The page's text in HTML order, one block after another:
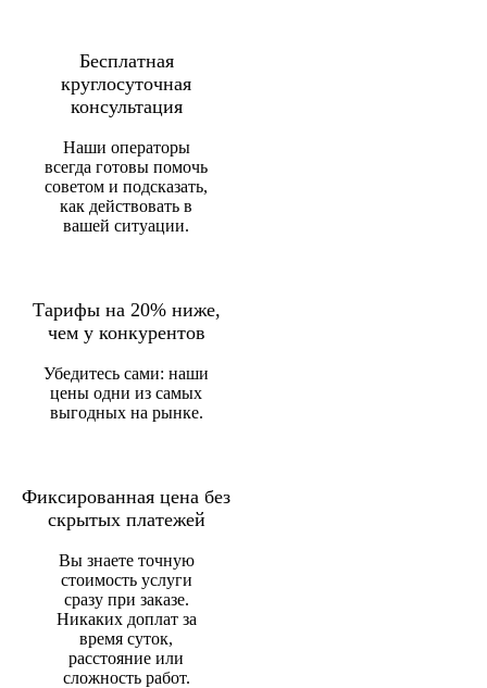
Бесплатная
круглосуточная
консультация
Наши операторы
всегда готовы помочь
советом и подсказать,
как действовать в
вашей ситуации.
Тарифы на 20% ниже,
чем у конкурентов
Убедитесь сами: наши
цены одни из самых
выгодных на рынке.
Фиксированная цена без
скрытых платежей
Вы знаете точную
стоимость услуги
сразу при заказе.
Никаких доплат за
время суток,
расстояние или
сложность работ.